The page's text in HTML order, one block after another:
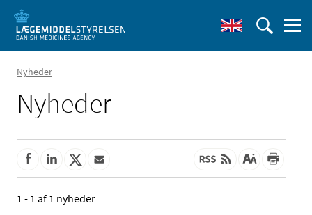
Nyheder
Nyheder
1 - 1 af 1 nyheder